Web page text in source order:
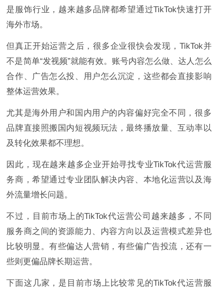
是服饰行业，越来越多品牌都希望通过TikTok快速打开
海外市场。
但真正开始运营之后，很多企业很快会发现，TikTok并
不是简单“发视频”就能有效。账号内容怎么做、达人怎么
合作、广告怎么投、用户怎么沉淀，这些都会直接影响
整体运营效果。
尤其是海外用户和国内用户的内容偏好完全不同，很多
品牌直接照搬国内短视频玩法，最终播放量、互动率以
及转化效果都不理想。
因此，现在越来越多企业开始寻找专业TikTok代运营服
务商，希望通过专业团队解决内容、本地化运营以及海
外流量增长问题。
不过，目前市场上的TikTok代运营公司越来越多，不同
服务商之间的资源能力、内容方向以及运营模式差异也
比较明显。有些偏达人营销，有些偏广告投流，还有一
些则更偏品牌长期运营。
下面这几家，是目前市场上比较常见的TikTok代运营服